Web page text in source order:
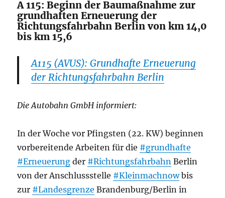
A 115: Beginn der Baumaßnahme zur
grundhaften Erneuerung der
Richtungsfahrbahn Berlin von km 14,0
bis km 15,6
A115 (AVUS): Grundhafte Erneuerung
der Richtungsfahrbahn Berlin
Die Autobahn GmbH informiert:
In der Woche vor Pfingsten (22. KW) beginnen
vorbereitende Arbeiten für die #grundhafte
#Erneuerung der #Richtungsfahrbahn Berlin
von der Anschlussstelle #Kleinmachnowbis
zur #Landesgrenze Brandenburg/Berlin in